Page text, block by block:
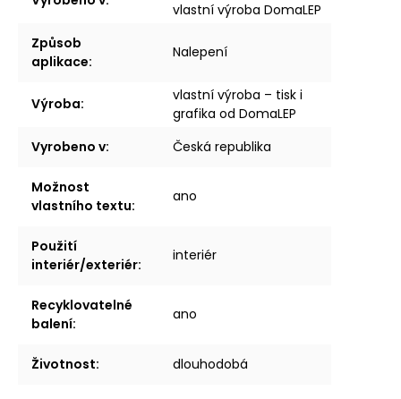
vlastní výroba DomaLEP
Způsob
aplikace:
Nalepení
Výroba:
vlastní výroba – tisk i
grafika od DomaLEP
Vyrobeno v: Česká republika
Možnost
vlastního textu:
ano
Použití
interiér/exteriér:
interiér
Recyklovatelné
balení:
ano
Životnost: dlouhodobá